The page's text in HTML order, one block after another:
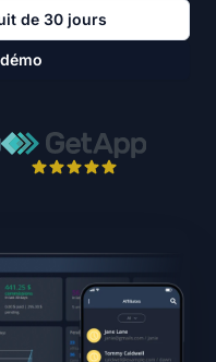
de 30 jours